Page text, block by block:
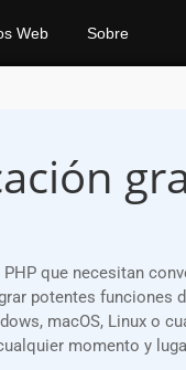
Web Sobre
que necesitan
potentes funciones
macOS, Linux o
momento y